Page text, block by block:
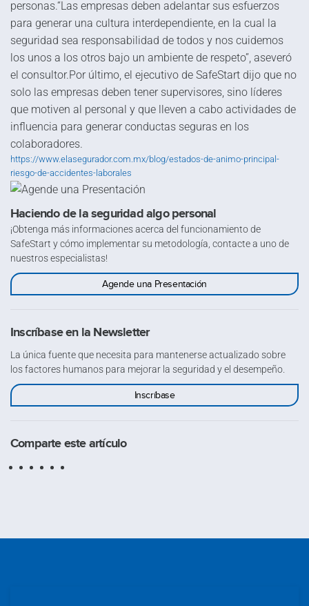
personas.“Las empresas deben adelantar sus esfuerzos
para generar una cultura interdependiente, en la cual la
seguridad sea responsabilidad de todos y nos cuidemos
los unos a los otros bajo un ambiente de respeto”, aseveró
el consultor.Por último, el ejecutivo de SafeStart dijo que no
solo las empresas deben tener supervisores, sino líderes
que motiven al personal y que lleven a cabo actividades de
influencia para generar conductas seguras en los
colaboradores.
https://www.elasegurador.com.mx/blog/estados-de-animo-principal-
riesgo-de-accidentes-laborales
Haciendo de la seguridad algo personal
¡Obtenga más informaciones acerca del funcionamiento de
SafeStart y cómo implementar su metodología, contacte a uno de
nuestros especialistas!
Agende una Presentación
Inscríbase en la Newsletter
La única fuente que necesita para mantenerse actualizado sobre
los factores humanos para mejorar la seguridad y el desempeño.
Inscríbase
Comparte este artículo